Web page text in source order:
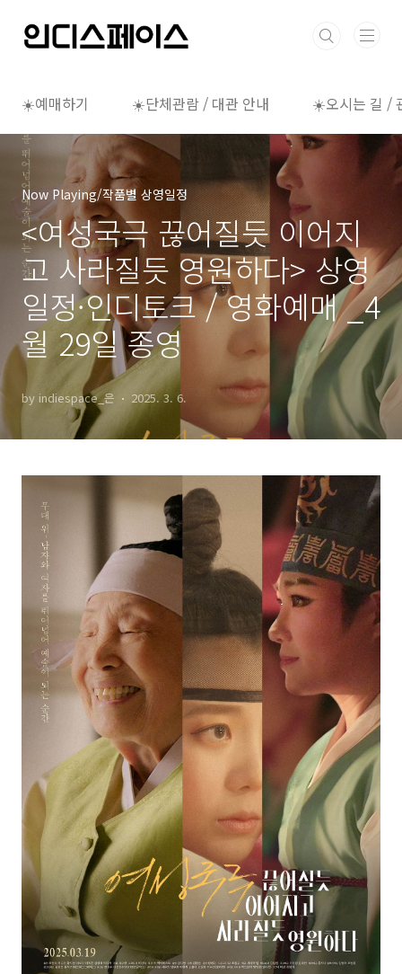
☀️예매하기 ☀️단체관람 / 대관 안내 ☀️오시는 길 /
Now Playing/작품별 상영일정
<여성국극 끊어질듯 이어지
고 사라질듯 영원하다> 상영
일정·인디토크 / 영화예매 _4
월 29일 종영
by indiespace_은 2025. 3. 6.